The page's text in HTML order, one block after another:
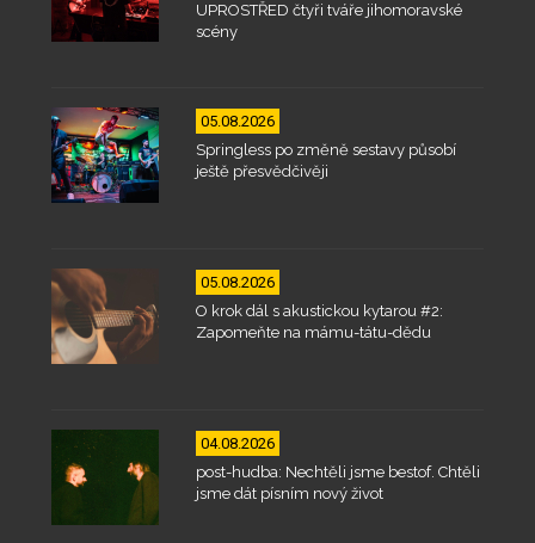
UPROSTŘED čtyři tváře jihomoravské
scény
05.08.2026
Springless po změně sestavy působí
ještě přesvědčivěji
05.08.2026
O krok dál s akustickou kytarou #2:
Zapomeňte na mámu-tátu-dědu
04.08.2026
post-hudba: Nechtěli jsme bestof. Chtěli
jsme dát písním nový život